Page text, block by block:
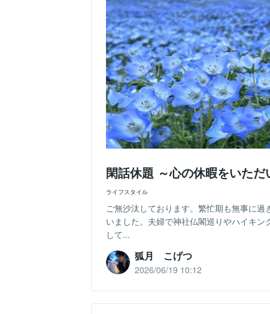
閑話休題 ～心の休暇をいただ
ライフスタイル
ご無沙汰しております。繁忙期も無事に
いました。夫婦で神社仏閣巡りやハイキ
して...
狐月 こげつ
2026/06/19 10:12